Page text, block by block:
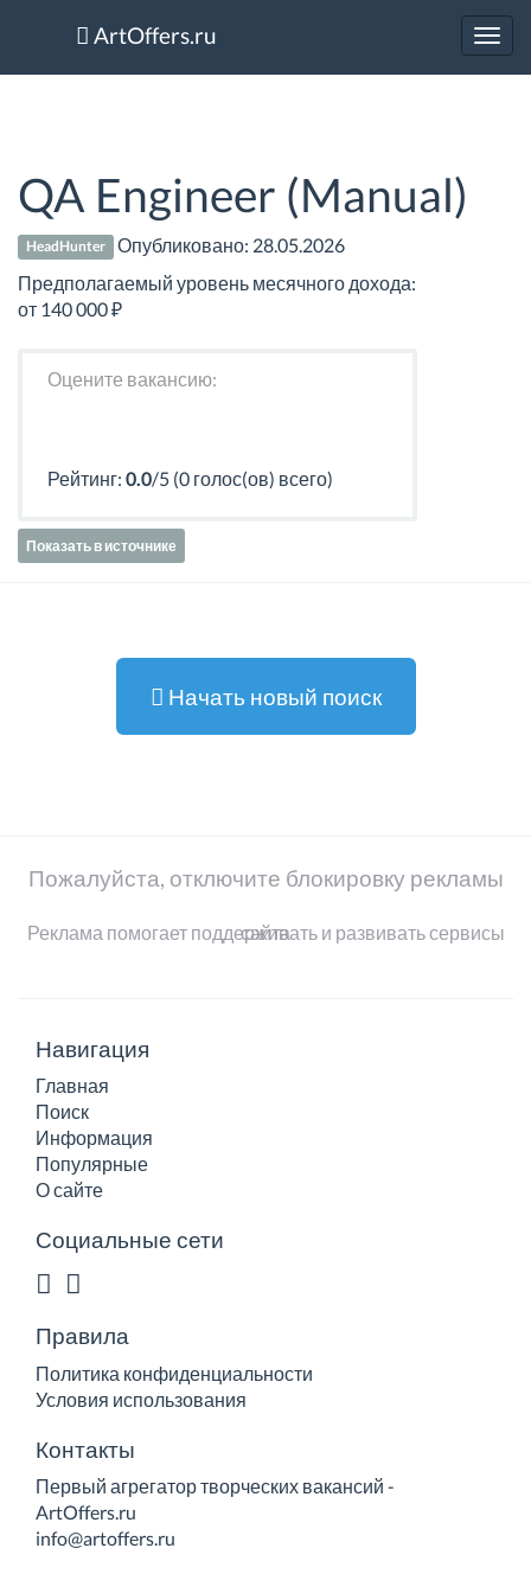
ArtOffers.ru
QA Engineer (Manual)
HeadHunter Опубликовано: 28.05.2026
Предполагаемый уровень месячного дохода:
от 140 000 ₽
Оцените вакансию:
Рейтинг: 0.0/5 (0 голос(ов) всего)
Показать в источнике
Начать новый поиск
Пожалуйста, отключите блокировку рекламы
Реклама помогает поддерживать и развивать сервисы сайта
Навигация
Главная
Поиск
Информация
Популярные
О сайте
Социальные сети
Правила
Политика конфиденциальности
Условия использования
Контакты
Первый агрегатор творческих вакансий -
ArtOffers.ru
info@artoffers.ru